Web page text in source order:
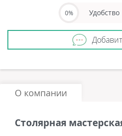
0% Удобство
О компании
Столярная